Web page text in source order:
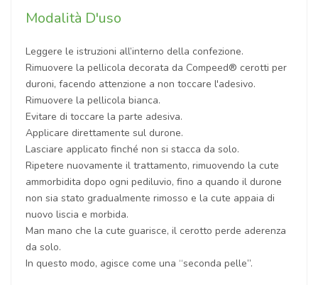
Modalità D'uso
Leggere le istruzioni all’interno della confezione.
Rimuovere la pellicola decorata da Compeed® cerotti per
duroni, facendo attenzione a non toccare l'adesivo.
Rimuovere la pellicola bianca.
Evitare di toccare la parte adesiva.
Applicare direttamente sul durone.
Lasciare applicato finché non si stacca da solo.
Ripetere nuovamente il trattamento, rimuovendo la cute
ammorbidita dopo ogni pediluvio, fino a quando il durone
non sia stato gradualmente rimosso e la cute appaia di
nuovo liscia e morbida.
Man mano che la cute guarisce, il cerotto perde aderenza
da solo.
In questo modo, agisce come una “seconda pelle”.